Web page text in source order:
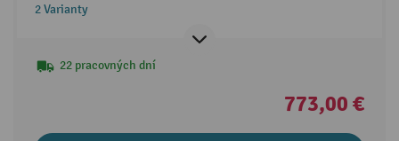
2 Varianty
22 pracovných dní
773,00 €